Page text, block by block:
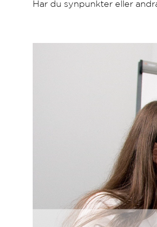
Har du synpunkter eller